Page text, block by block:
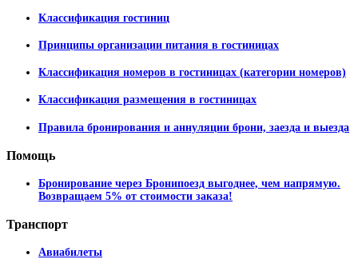
Классификация гостиниц
Принципы организации питания в гостиницах
Классификация номеров в гостиницах (категории номеров)
Классификация размещения в гостиницах
Правила бронирования и аннуляции брони, заезда и выезда
Помощь
Бронирование через Бронипоезд выгоднее, чем напрямую.
Возвращаем 5% от стоимости заказа!
Транспорт
Авиабилеты